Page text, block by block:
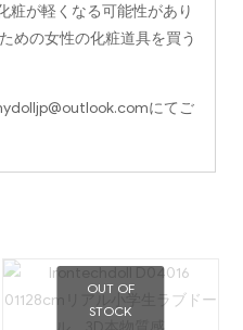
粧が軽くなる可能性があり
めの女性の化粧道具を買う
にてご
OUT OF
STOCK